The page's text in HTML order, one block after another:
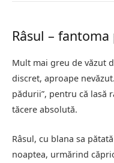
Râsul –
Mult mai greu de văzut
discret, aproape
pădurii”, pentru că lasă
tăcere absolută.
Râsul, cu blana sa
noaptea, urmărind